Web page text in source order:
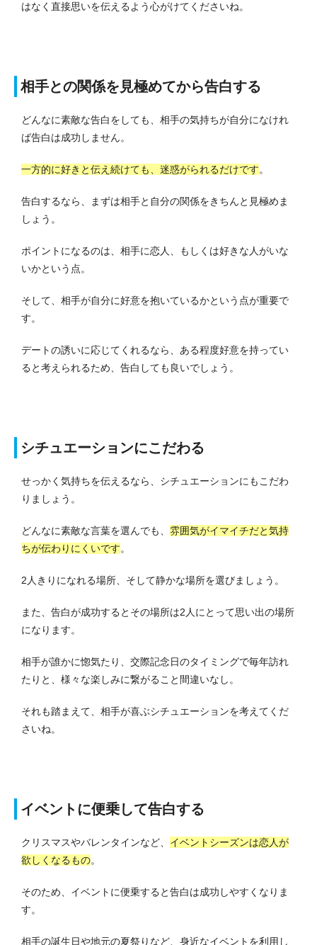
はなく直接思いを伝えるよう心がけてくださいね。
相手との関係を見極めてから告白する
どんなに素敵な告白をしても、相手の気持ちが自分になけれ
ば告白は成功しません。
一方的に好きと伝え続けても、迷惑がられるだけです。
告白するなら、まずは相手と自分の関係をきちんと見極めま
しょう。
ポイントになるのは、相手に恋人、もしくは好きな人がいな
いかという点。
そして、相手が自分に好意を抱いているかという点が重要で
す。
デートの誘いに応じてくれるなら、ある程度好意を持ってい
ると考えられるため、告白しても良いでしょう。
シチュエーションにこだわる
せっかく気持ちを伝えるなら、シチュエーションにもこだわ
りましょう。
どんなに素敵な言葉を選んでも、 雰囲気がイマイチだと気持
ちが伝わりにくいです。
2人きりになれる場所、そして静かな場所を選びましょう。
また、告白が成功するとその場所は2人にとって思い出の場所
になります。
相手が誰かに惚気たり、交際記念日のタイミングで毎年訪れ
たりと、様々な楽しみに繋がること間違いなし。
それも踏まえて、相手が喜ぶシチュエーションを考えてくだ
さいね。
イベントに便乗して告白する
クリスマスやバレンタインなど、 イベントシーズンは恋人が
欲しくなるもの。
そのため、イベントに便乗すると告白は成功しやすくなりま
す。
相手の誕生日や地元の夏祭りなど、身近なイベントを利用し